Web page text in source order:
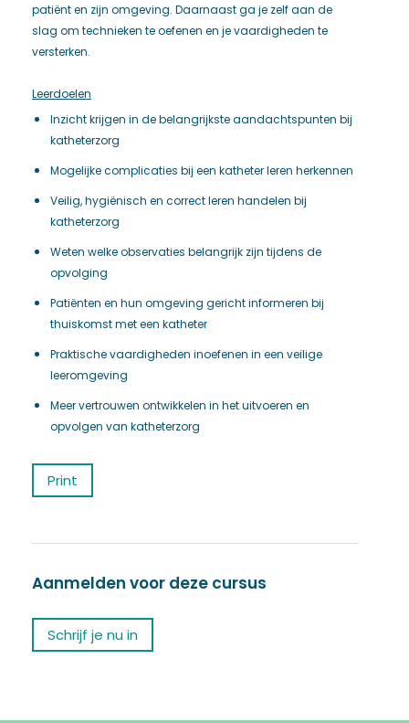
patiënt en zijn omgeving. Daarnaast ga je zelf aan de
slag om technieken te oefenen en je vaardigheden te
versterken.
Leerdoelen
Inzicht krijgen in de belangrijkste aandachtspunten bij
katheterzorg
Mogelijke complicaties bij een katheter leren herkennen
Veilig, hygiënisch en correct leren handelen bij
katheterzorg
Weten welke observaties belangrijk zijn tijdens de
opvolging
Patiënten en hun omgeving gericht informeren bij
thuiskomst met een katheter
Praktische vaardigheden inoefenen in een veilige
leeromgeving
Meer vertrouwen ontwikkelen in het uitvoeren en
opvolgen van katheterzorg
Print
Aanmelden voor deze cursus
Schrijf je nu in